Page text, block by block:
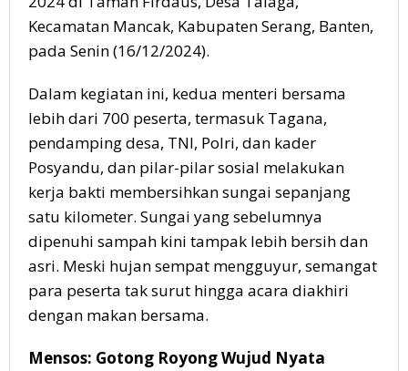
Kecamatan Mancak, Kabupaten Serang, Banten,
pada Senin (16/12/2024).
Dalam kegiatan ini, kedua menteri bersama
lebih dari 700 peserta, termasuk Tagana,
pendamping desa, TNI, Polri, dan kader
Posyandu, dan pilar-pilar sosial melakukan
kerja bakti membersihkan sungai sepanjang
satu kilometer. Sungai yang sebelumnya
dipenuhi sampah kini tampak lebih bersih dan
asri. Meski hujan sempat mengguyur, semangat
para peserta tak surut hingga acara diakhiri
dengan makan bersama.
Mensos: Gotong Royong Wujud Nyata